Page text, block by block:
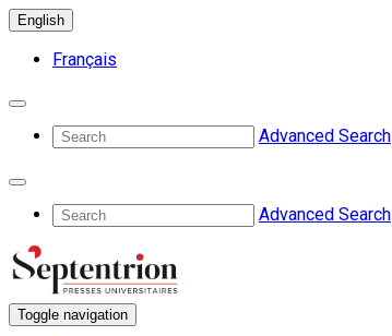
English
Français
Advanced Search
Advanced Search
Toggle navigation